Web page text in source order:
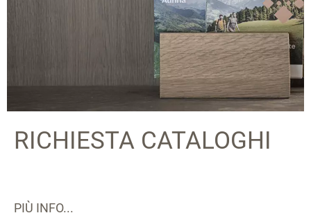
RICHIESTA CATALOGHI
PIÙ INFO...